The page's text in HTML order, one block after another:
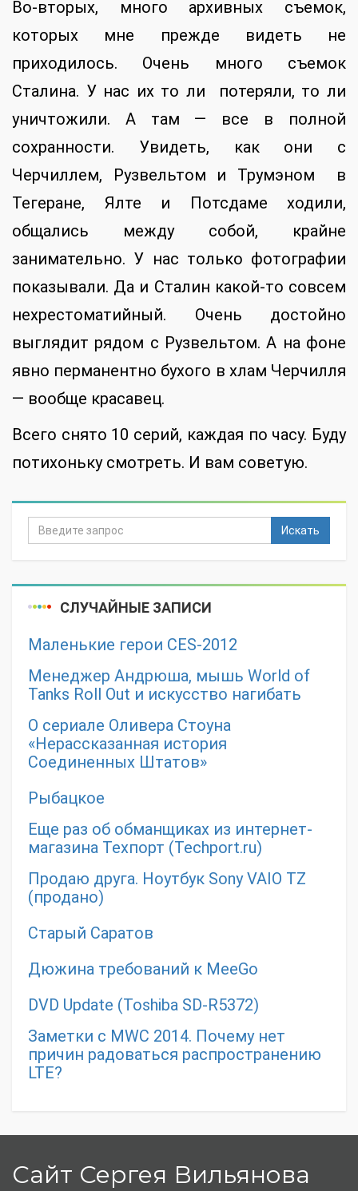
Во-вторых, много архивных съемок,
которых мне прежде видеть не
приходилось. Очень много съемок
Сталина. У нас их то ли потеряли, то ли
уничтожили. А там — все в полной
сохранности. Увидеть, как они с
Черчиллем, Рузвельтом и Трумэном в
Тегеране, Ялте и Потсдаме ходили,
общались между собой, крайне
занимательно. У нас только фотографии
показывали. Да и Сталин какой-то совсем
нехрестоматийный. Очень достойно
выглядит рядом с Рузвельтом. А на фоне
явно перманентно бухого в хлам Черчилля
— вообще красавец.
Всего снято 10 серий, каждая по часу. Буду
потихоньку смотреть. И вам советую.
Искать
СЛУЧАЙНЫЕ ЗАПИСИ
Маленькие герои CES-2012
Менеджер Андрюша, мышь World of
Tanks Roll Out и искусство нагибать
О сериале Оливера Стоуна
«Нерассказанная история
Соединенных Штатов»
Рыбацкое
Еще раз об обманщиках из интернет-
магазина Техпорт (Techport.ru)
Продаю друга. Ноутбук Sony VAIO TZ
(продано)
Старый Саратов
Дюжина требований к MeeGo
DVD Update (Toshiba SD-R5372)
Заметки с MWC 2014. Почему нет
причин радоваться распространению
LTE?
Сайт Сергея Вильянова